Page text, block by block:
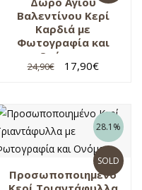
Βαλεντίνου Κερί
Καρδιά με
Φωτογραφία και
Ονόματα
24,90€ 17,90€
28.1%
SOLD
Προσωποποιημένο